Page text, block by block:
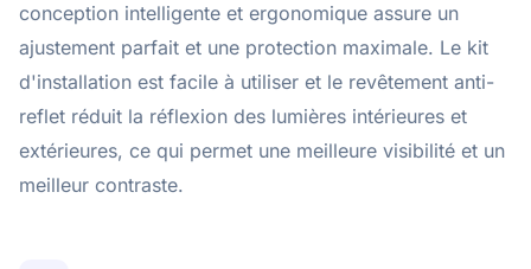
conception intelligente et ergonomique assure un
ajustement parfait et une protection maximale. Le kit
d'installation est facile à utiliser et le revêtement anti-
reflet réduit la réflexion des lumières intérieures et
extérieures, ce qui permet une meilleure visibilité et un
meilleur contraste.